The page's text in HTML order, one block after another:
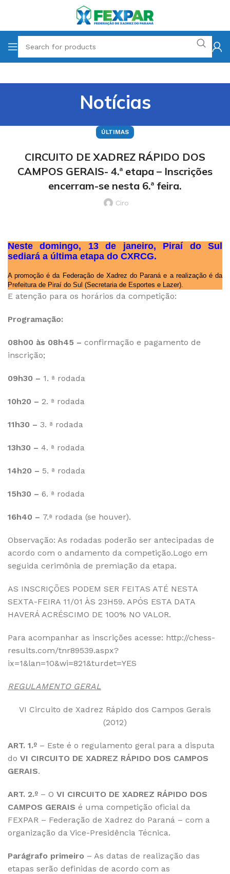
Notícias
ÚLTIMAS
CIRCUITO DE XADREZ RÁPIDO DOS
CAMPOS GERAIS- 4.ª etapa – Inscrições
encerram-se nesta 6.ª feira.
Ciro
Neste domingo, 13 de janeiro, Piraí do Sul
sediará a última etapa do CXRCG.
A promoção é da Federação de Xadrez do Paraná e a realização é da
Prefeitura de Piraí do Sul (Secretaria de Esportes e Lazer).
E atenção para os horários da competição:
Programação:
08h00 às 08h45 – confirmação e pagamento de
inscrição;
09h30 – 1. ª rodada
10h20 – 2. ª rodada
11h30 – 3. ª rodada
13h30 – 4. ª rodada
14h20 – 5. ª rodada
15h30 – 6. ª rodada
16h40 – 7.ª rodada (se houver).
Observação: As rodadas poderão ser antecipadas de
acordo com o andamento da competição.Logo em
seguida cerimônia de premiação da etapa.
AS INSCRIÇÕES PODEM SER FEITAS ATÉ NESTA
SEXTA-FEIRA 11/01 ÀS 23H59. APÓS ESTA DATA
HAVERÁ ACRÉSCIMO DE 100% NO VALOR.
Para acompanhar as inscrições acesse: http://chess-
results.com/tnr89539.aspx?
ix=1&lan=10&wi=821&turdet=YES
REGULAMENTO GERAL
VI Circuito de Xadrez Rápido dos Campos Gerais
(2012)
ART. 1.º – Este é o regulamento geral para a disputa
do VI CIRCUITO DE XADREZ RÁPIDO DOS CAMPOS
GERAIS.
ART. 2.º – O VI CIRCUITO DE XADREZ RÁPIDO DOS
CAMPOS GERAIS é uma competição oficial da
FEXPAR – Federação de Xadrez do Paraná – com a
organização da Vice-Presidência Técnica.
Parágrafo primeiro – As datas de realização das
etapas serão definidas de acordo com as